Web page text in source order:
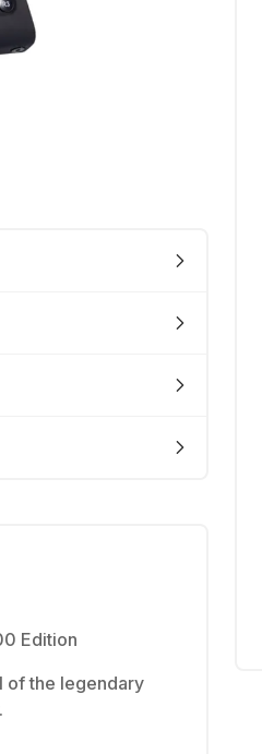
Edition
of the legendary